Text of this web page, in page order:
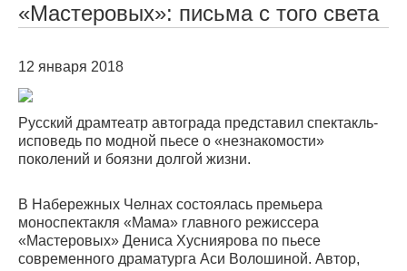
«Мастеровых»: письма с того света
12 января 2018
Русский драмтеатр автограда представил спектакль-
исповедь по модной пьесе о «незнакомости»
поколений и боязни долгой жизни.
В Набережных Челнах состоялась премьера
моноспектакля «Мама» главного режиссера
«Мастеровых» Дениса Хусниярова по пьесе
современного драматурга Аси Волошиной. Автор,